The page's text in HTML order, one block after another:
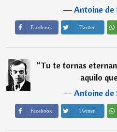
―Antoine de
Facebook Twitter
“Tu te tornas
aquilo
―Antoine de
Facebook Twitter